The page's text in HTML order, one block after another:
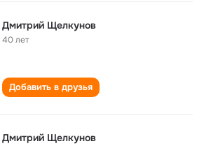
Дмитрий Щелкунов
40 лет
Добавить в друзья
Дмитрий Щелкунов